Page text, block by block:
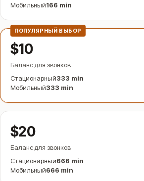
Мобильный166 min
ПОПУЛЯРНЫЙ ВЫБОР
$10
Баланс для звонков
Стационарный333 min
Мобильный333 min
$20
Баланс для звонков
Стационарный666 min
Мобильный666 min